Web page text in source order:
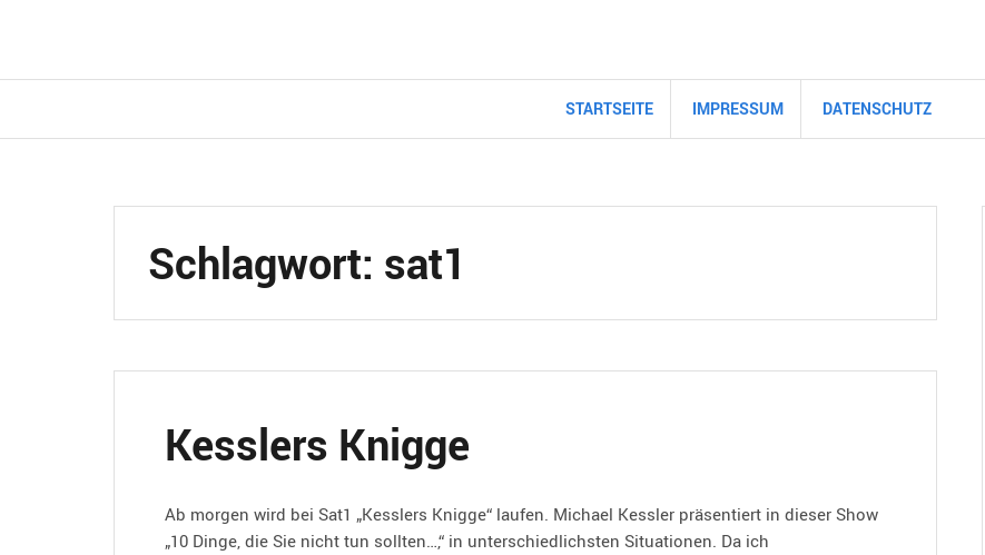
STARTSEITE IMPRESSUM DATENSCHUTZ
Schlagwort: sat1
Kesslers Knigge
Ab morgen wird bei Sat1 „Kesslers Knigge“ laufen. Michael Kessler präsentiert in dieser Show
„10 Dinge, die Sie nicht tun sollten…,“ in unterschiedlichsten Situationen. Da ich